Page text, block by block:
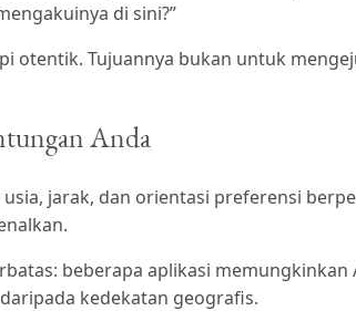
di sini?”
otentik. Tujuannya bukan untuk
Anda
jarak, dan orientasi preferensi
beberapa aplikasi
kedekatan geografis.